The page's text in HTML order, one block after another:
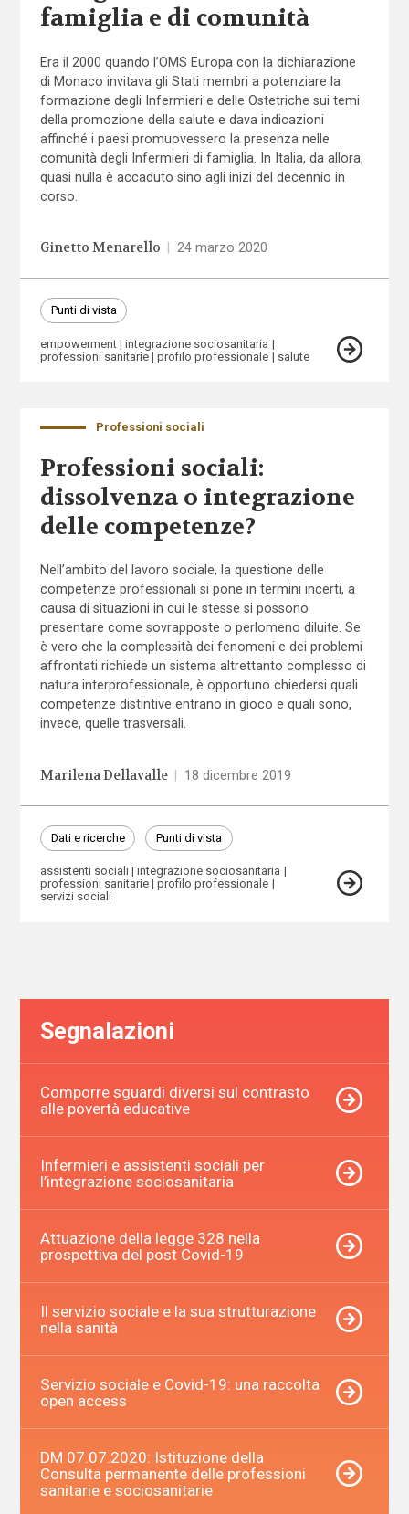
famiglia e di comunità
Era il 2000 quando l’OMS Europa con la dichiarazione
di Monaco invitava gli Stati membri a potenziare la
formazione degli Infermieri e delle Ostetriche sui temi
della promozione della salute e dava indicazioni
affinché i paesi promuovessero la presenza nelle
comunità degli Infermieri di famiglia. In Italia, da allora,
quasi nulla è accaduto sino agli inizi del decennio in
corso.
Ginetto Menarello 24 marzo 2020
Punti di vista
empowerment
integrazione sociosanitaria
professioni sanitarie
profilo professionale salute
Professioni sociali
Professioni sociali:
dissolvenza o integrazione
delle competenze?
Nell’ambito del lavoro sociale, la questione delle
competenze professionali si pone in termini incerti, a
causa di situazioni in cui le stesse si possono
presentare come sovrapposte o perlomeno diluite. Se
è vero che la complessità dei fenomeni e dei problemi
affrontati richiede un sistema altrettanto complesso di
natura interprofessionale, è opportuno chiedersi quali
competenze distintive entrano in gioco e quali sono,
invece, quelle trasversali.
Marilena Dellavalle 18 dicembre 2019
Dati e ricerche Punti di vista
assistenti sociali
integrazione sociosanitaria
professioni sanitarie
profilo professionale
servizi sociali
Segnalazioni
Comporre sguardi diversi sul contrasto
alle povertà educative
Infermieri e assistenti sociali per
l’integrazione sociosanitaria
Attuazione della legge 328 nella
prospettiva del post Covid-19
Il servizio sociale e la sua strutturazione
nella sanità
Servizio sociale e Covid-19: una raccolta
open access
DM 07.07.2020: Istituzione della
Consulta permanente delle professioni
sanitarie e sociosanitarie